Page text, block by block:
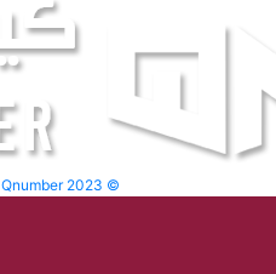
Qnumber 2023 ©